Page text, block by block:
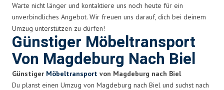
Warte nicht länger und kontaktiere uns noch heute für ein
unverbindliches Angebot. Wir freuen uns darauf, dich bei deinem
Umzug unterstützen zu dürfen!
Günstiger Möbeltransport
Von Magdeburg Nach Biel
Günstiger Möbeltransport von Magdeburg nach Biel
Du planst einen Umzug von Magdeburg nach Biel und suchst nach